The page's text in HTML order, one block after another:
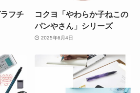
フチ
コクヨ「やわらか子ねこの
パンやさん」シリーズ
2025年6月4日